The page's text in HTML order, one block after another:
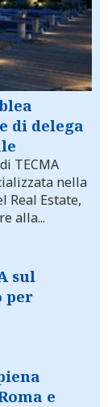
di delega
TECMA
nella
Real Estate,
alla...
sul
per
e